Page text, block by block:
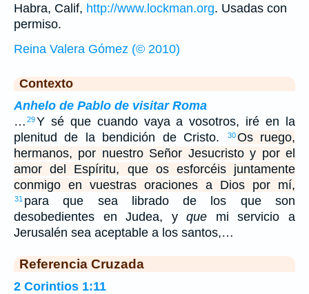
Habra, Calif, http://www.lockman.org. Usadas con
permiso.
Reina Valera Gómez (© 2010)
Contexto
Anhelo de Pablo de visitar Roma
… 29Y sé que cuando vaya a vosotros, iré en la
plenitud de la bendición de Cristo.
30 Os ruego,
hermanos, por nuestro Señor Jesucristo y por el
amor del Espíritu, que os esforcéis juntamente
conmigo en vuestras oraciones a Dios por mí,
31 para que sea librado de los que son
desobedientes en Judea, yque mi servicio a
Jerusalén sea aceptable a los santos,…
Referencia Cruzada
2 Corintios 1:11